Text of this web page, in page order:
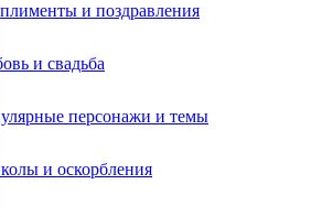
и поздравления
и свадьба
персонажи и темы
и оскорбления